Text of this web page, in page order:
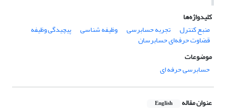
کلیدواژه‌ها
منبع کنترل
تجربه حسابرسی وظیفه شناسی پیچیدگی وظیفه
قضاوت حرفه‌ای حسابرسان
موضوعات
حسابرسی حرفه ای
عنوان مقاله English